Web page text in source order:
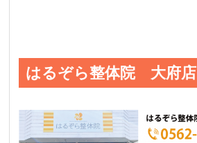
はるぞら整体院 大府店